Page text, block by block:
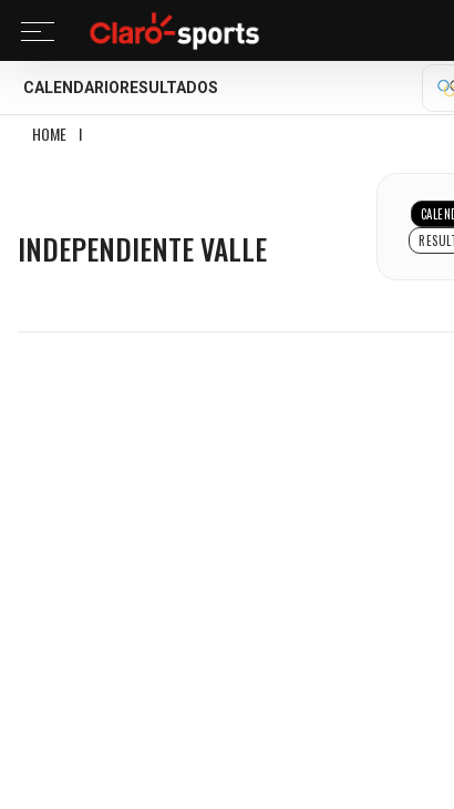
CALENDARIO RESULTADOS
HOME I
INDEPENDIENTE VALLE